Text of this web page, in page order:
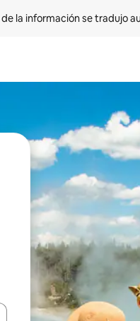
de la información se tradujo